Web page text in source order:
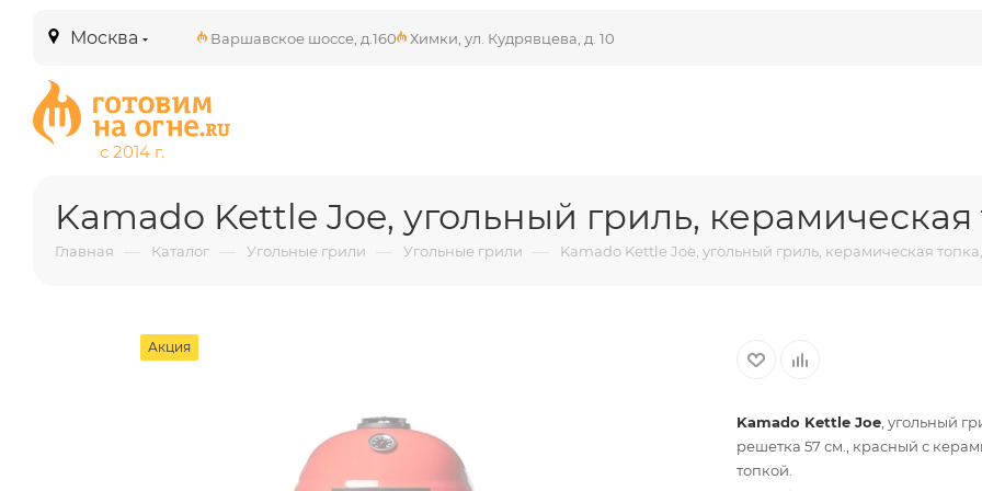
Москва Варшавское шоссе, д.160 Химки, ул. Кудрявцева, д. 10
Kamado Kettle Joe, угольный гриль,
Главная — Каталог — Угольные грили — Угольные грили — Kamado Kettle Joe, угольный гриль, керамическая
Акция
Kamado Kettle Joe , угольный
решетка 57 см., красный с
топкой.